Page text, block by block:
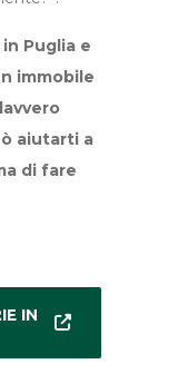
Puglia e
immobile
aiutarti a
di fare
IN